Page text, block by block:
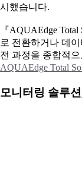
시했습니다.
『AQUAEdge
로 전환하거나 데
전 과정을 종합적
AQUAEdge Total
모니터링 솔루